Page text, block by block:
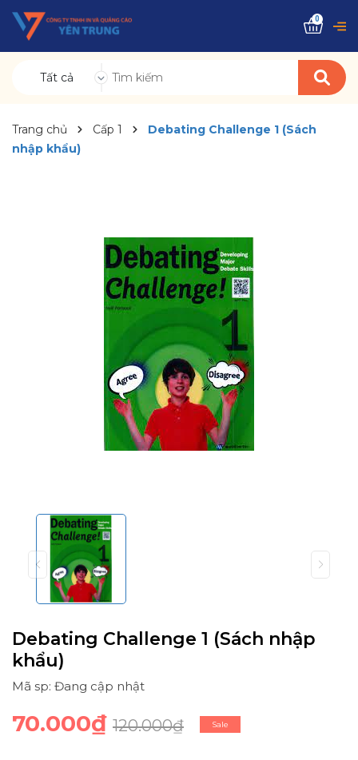
Tất cả
0
Trang chủ Cấp 1
Debating Challenge 1 (Sách
nhập khẩu)
Debating Challenge 1 (Sách nhập
khẩu)
Mã sp: Đang cập nhật
70.000₫ 120.000₫ Sale